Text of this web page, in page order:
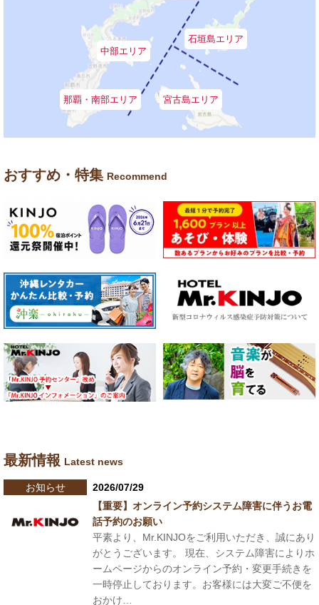
那覇・南部エリア
中部エリア
宮古島エリア
石垣島エリア
最新情報 Latest news
お知らせ
2026/07/29
【重要】オンライン予約システム障害に伴うお電
話予約のお願い
平素より、Mr.KINJOをご利用いただき、誠にあり
がとうございます。 現在、システム障害によりホ
ームページからのオンライン予約・変更手続きを
一時停止しております。お客様には大変ご不便を
おかけ…
おすすめ・特集 Recommend